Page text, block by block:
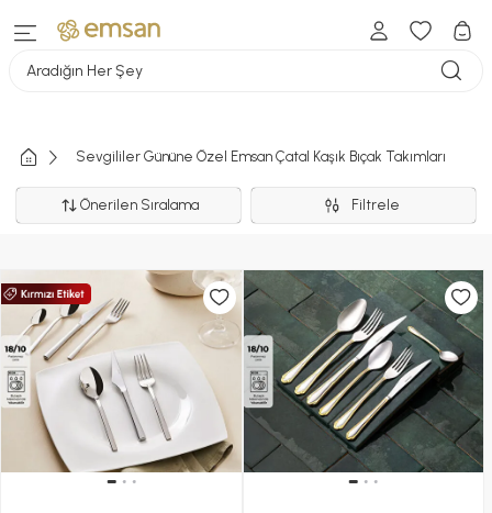
Aradığın Her Şey
Sevgililer Gününe Özel Emsan Çatal Kaşık Bıçak Takımları
Önerilen Sıralama Filtrele